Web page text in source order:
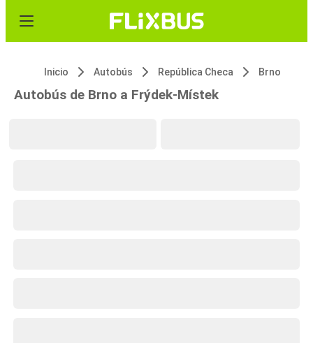
Inicio Autobús República Checa Brno
Autobús de Brno a Frýdek-Místek